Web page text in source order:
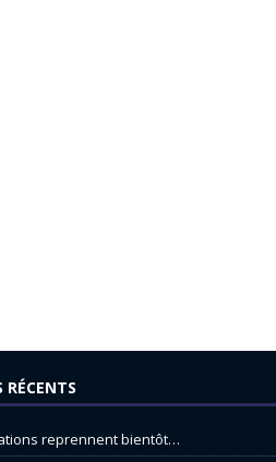
RÉCENTS
reprennent bientôt…